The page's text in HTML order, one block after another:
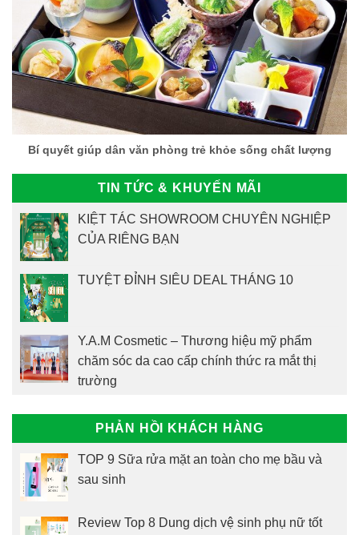
Bí quyết giúp dân văn phòng trẻ khỏe sống chất lượng
TIN TỨC & KHUYẾN MÃI
KIỆT TÁC SHOWROOM CHUYÊN NGHIỆP
CỦA RIÊNG BẠN
TUYỆT ĐỈNH SIÊU DEAL THÁNG 10
Y.A.M Cosmetic – Thương hiệu mỹ phẩm
chăm sóc da cao cấp chính thức ra mắt thị
trường
PHẢN HỒI KHÁCH HÀNG
TOP 9 Sữa rửa mặt an toàn cho mẹ bầu và
sau sinh
Review Top 8 Dung dịch vệ sinh phụ nữ tốt